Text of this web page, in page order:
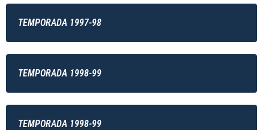
TEMPORADA 1997-98
TEMPORADA 1998-99
TEMPORADA 1998-99